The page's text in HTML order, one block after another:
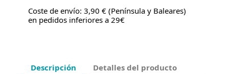
Coste de envío: 3,90 € (Península y Baleares)
en pedidos inferiores a 29€
Descripción Detalles del producto